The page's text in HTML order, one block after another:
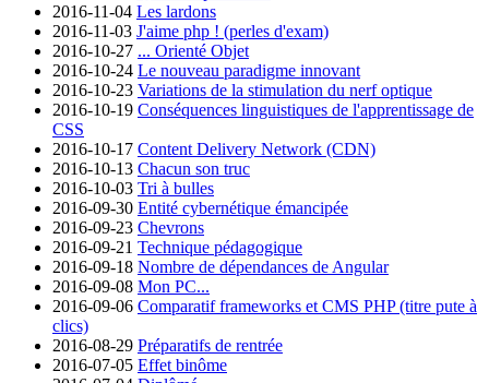
2016-11-04 Les lardons
2016-11-03 J'aime php ! (perles d'exam)
2016-10-27 ... Orienté Objet
2016-10-24 Le nouveau paradigme innovant
2016-10-23 Variations de la stimulation du nerf optique
2016-10-19 Conséquences linguistiques de l'apprentissage de
CSS
2016-10-17 Content Delivery Network (CDN)
2016-10-13 Chacun son truc
2016-10-03 Tri à bulles
2016-09-30 Entité cybernétique émancipée
2016-09-23 Chevrons
2016-09-21 Technique pédagogique
2016-09-18 Nombre de dépendances de Angular
2016-09-08 Mon PC...
2016-09-06 Comparatif frameworks et CMS PHP (titre pute à
clics)
2016-08-29 Préparatifs de rentrée
2016-07-05 Effet binôme